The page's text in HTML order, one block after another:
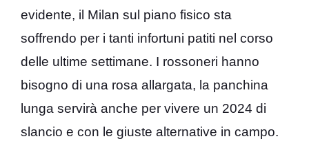
evidente, il Milan sul piano fisico sta
soffrendo per i tanti infortuni patiti nel corso
delle ultime settimane. I rossoneri hanno
bisogno di una rosa allargata, la panchina
lunga servirà anche per vivere un 2024 di
slancio e con le giuste alternative in campo.